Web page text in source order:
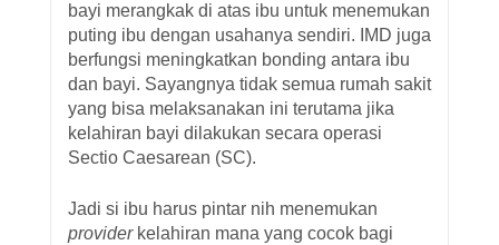
bayi merangkak di atas ibu untuk menemukan
puting ibu dengan usahanya sendiri. IMD juga
berfungsi meningkatkan bonding antara ibu
dan bayi. Sayangnya tidak semua rumah sakit
yang bisa melaksanakan ini terutama jika
kelahiran bayi dilakukan secara operasi
Sectio Caesarean (SC).
Jadi si ibu harus pintar nih menemukan
providerkelahiran mana yang cocok bagi